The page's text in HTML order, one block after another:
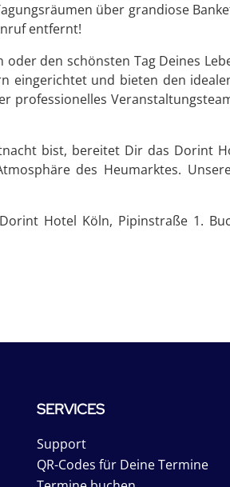
über grandiose
entfernt!
den schönsten Tag Deines
und bieten den
professionelles
bist, bereitet Dir das Dorint
des Heumarktes.
Hotel Köln, Pipinstraße 1.
SERVICES
Support
QR-Codes für Deine Termine